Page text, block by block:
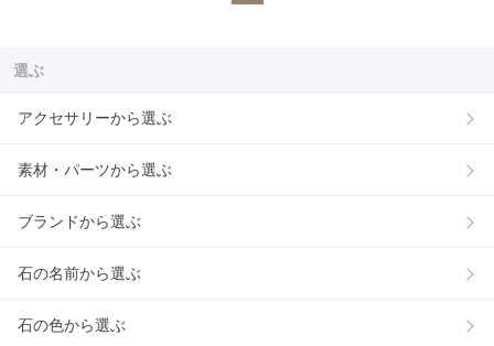
選ぶ
アクセサリーから選ぶ
素材・パーツから選ぶ
ブランドから選ぶ
石の名前から選ぶ
石の色から選ぶ